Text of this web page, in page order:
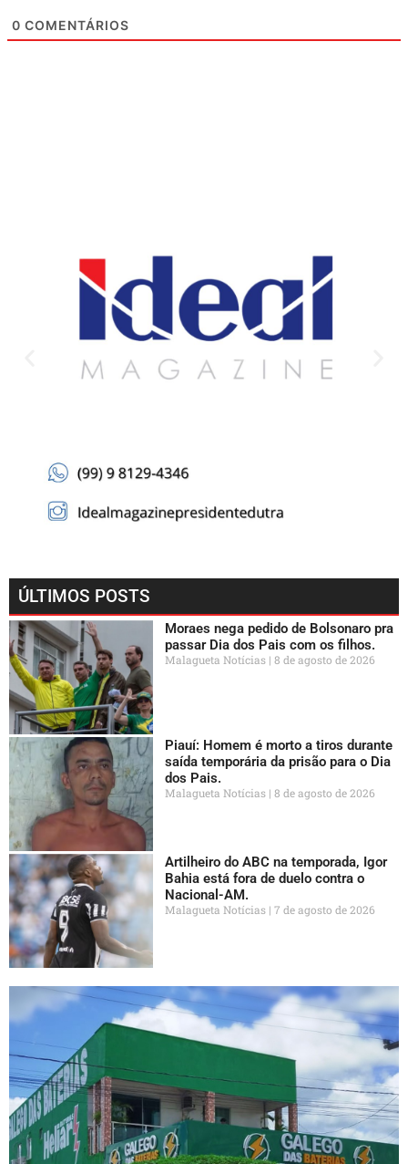
0 COMENTÁRIOS
ÚLTIMOS POSTS
Moraes nega pedido de Bolsonaro pra
passar Dia dos Pais com os filhos.
Malagueta Notícias 8 de agosto de 2026
Piauí: Homem é morto a tiros durante
saída temporária da prisão para o Dia
dos Pais.
Malagueta Notícias 8 de agosto de 2026
Artilheiro do ABC na temporada, Igor
Bahia está fora de duelo contra o
Nacional-AM.
Malagueta Notícias 7 de agosto de 2026